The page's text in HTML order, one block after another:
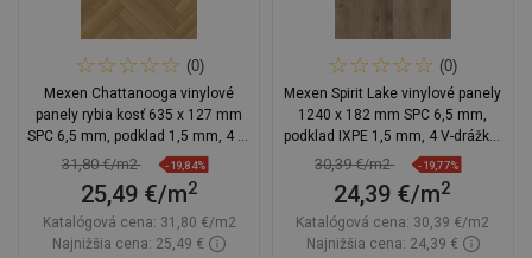
(0)
Mexen Chattanooga vinylové
panely rybia kosť 635 x 127 mm
SPC 6,5 mm, podklad 1,5 mm, 4 V-
spára, Dub
31,80 €/m2 -19,84%
25,49 €/m2
Katalógová cena: 31,80 €/m2
Najnižšia cena: 25,49 €
(0)
Mexen Spirit Lake vinylové panely
1240 x 182 mm SPC 6,5 mm,
podklad IXPE 1,5 mm, 4 V-drážka,
Dub - F1001-1240-182-505-4V1-01
30,39 €/m2 -19,77%
24,39 €/m2
Katalógová cena: 30,39 €/m2
Najnižšia cena: 24,39 €